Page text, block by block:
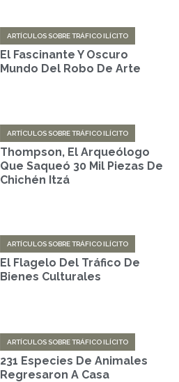
ARTÍCULOS SOBRE TRÁFICO ILÍCITO
El Fascinante Y Oscuro
Mundo Del Robo De Arte
ARTÍCULOS SOBRE TRÁFICO ILÍCITO
Thompson, El Arqueólogo
Que Saqueó 30 Mil Piezas De
Chichén Itzá
ARTÍCULOS SOBRE TRÁFICO ILÍCITO
El Flagelo Del Tráfico De
Bienes Culturales
ARTÍCULOS SOBRE TRÁFICO ILÍCITO
231 Especies De Animales
Regresaron A Casa